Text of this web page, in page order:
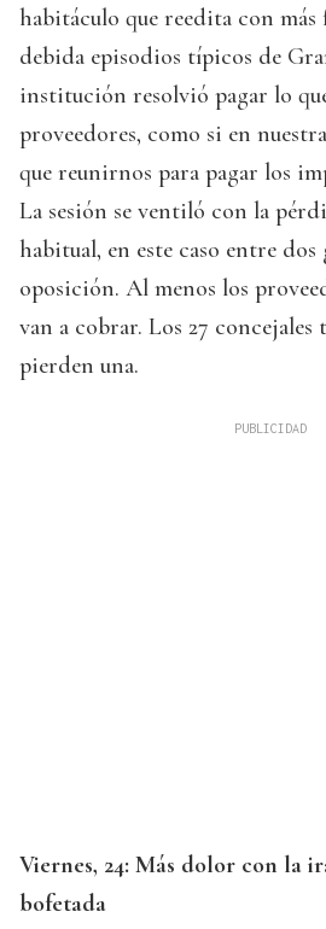
habitáculo que reedita con más
debida episodios típicos de
institución resolvió pagar lo
proveedores, como si en
que reunirnos para pagar los
La sesión se ventiló con la
habitual, en este caso entre dos
oposición. Al menos los
van a cobrar. Los 27 concejales
pierden una.
Viernes, 24: Más dolor con la
bofetada